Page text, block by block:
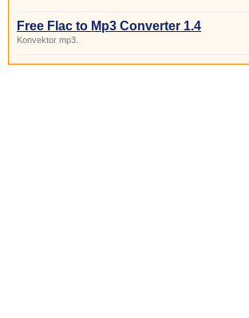
Free Flac to Mp3 Converter 1.4
Konvektor mp3.